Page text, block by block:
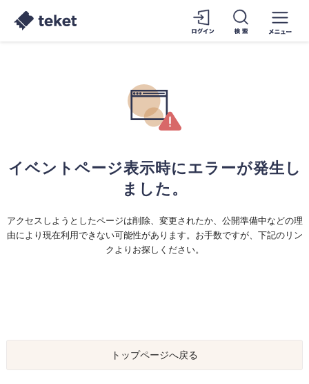
イベントページ表示時にエラーが発生し
ました。
アクセスしようとしたページは削除、変更されたか、公開準備中などの理
由により現在利用できない可能性があります。お手数ですが、下記のリン
クよりお探しください。
トップページへ戻る